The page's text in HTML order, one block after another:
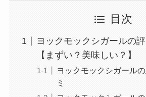
目次
ヨックモックシガールの
【まずい？美味しい？】
ヨックモックシガール
ミ